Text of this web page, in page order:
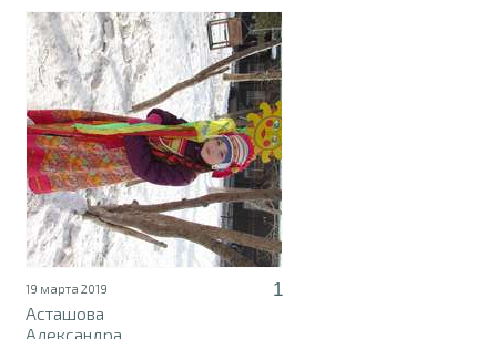
19 марта 2019
1
Асташова
Александра